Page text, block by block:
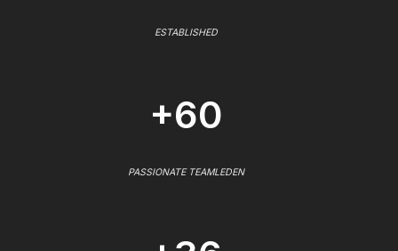
ESTABLISHED
+60
PASSIONATE TEAMLEDEN